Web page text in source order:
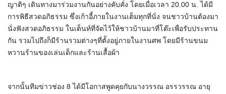
ญาติๆ เดินทางมาร่วมงานกันอย่างคับคั่ง โดยเมื่อเวลา 20.00 น. ได้มี
การพิธีสวดอภิธรรม ซึ่งเก้าอี้ภายในงานเต็มทุกที่นั่ง จนชาวบ้านต้องมา
นั่งฟังสวดอภิธรรม ในเต็นท์ที่จัดไว้ให้ชาวบ้านมาที่โต๊ะเพื่อรับประทาน
กัน รวมไปถึงก็มีร้านรวมต่างๆที่ตั้งอยู่ภายในงานศพ โดยมีร้านขนม
หวานร้านของเล่นเด็กและร้านเสื้อผ้า
จากนั้นทีมข่าวช่อง 8 ได้มีโอกาสพูดคุยกับนางวรรณ อรรวรรณ อายุ